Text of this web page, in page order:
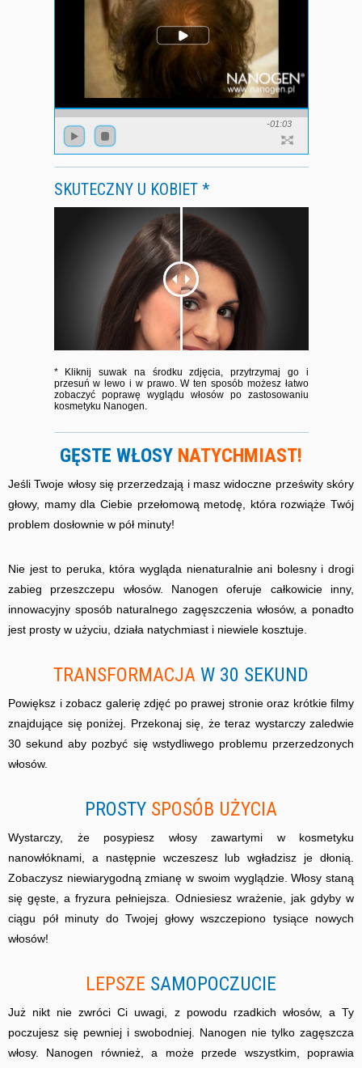
-01:03
SKUTECZNY U KOBIET *
* Kliknij suwak na środku zdjęcia, przytrzymaj go i
przesuń w lewo i w prawo. W ten sposób możesz łatwo
zobaczyć poprawę wyglądu włosów po zastosowaniu
kosmetyku Nanogen.
GĘSTE WŁOSY NATYCHMIAST!
Jeśli Twoje włosy się przerzedzają i masz widoczne prześwity skóry
głowy, mamy dla Ciebie przełomową metodę, która rozwiąże Twój
problem dosłownie w pół minuty!
Nie jest to peruka, która wygląda nienaturalnie ani bolesny i drogi
zabieg przeszczepu włosów. Nanogen oferuje całkowicie inny,
innowacyjny sposób naturalnego zagęszczenia włosów, a ponadto
jest prosty w użyciu, działa natychmiast i niewiele kosztuje.
TRANSFORMACJA W 30 SEKUND
Powiększ i zobacz galerię zdjęć po prawej stronie oraz krótkie filmy
znajdujące się poniżej. Przekonaj się, że teraz wystarczy zaledwie
30 sekund aby pozbyć się wstydliwego problemu przerzedzonych
włosów.
PROSTY SPOSÓB UŻYCIA
Wystarczy, że posypiesz włosy zawartymi w kosmetyku
nanowłóknami, a następnie wczeszesz lub wgładzisz je dłonią.
Zobaczysz niewiarygodną zmianę w swoim wyglądzie. Włosy staną
się gęste, a fryzura pełniejsza. Odniesiesz wrażenie, jak gdyby w
ciągu pół minuty do Twojej głowy wszczepiono tysiące nowych
włosów!
LEPSZE SAMOPOCZUCIE
Już nikt nie zwróci Ci uwagi, z powodu rzadkich włosów, a Ty
poczujesz się pewniej i swobodniej. Nanogen nie tylko zagęszcza
włosy. Nanogen również, a może przede wszystkim, poprawia